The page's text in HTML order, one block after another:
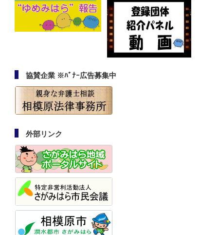
協賛企業 ※ﾊﾞﾅｰ広告募集中
外部リンク